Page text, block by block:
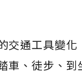
交通工具變化
車、徒步、到